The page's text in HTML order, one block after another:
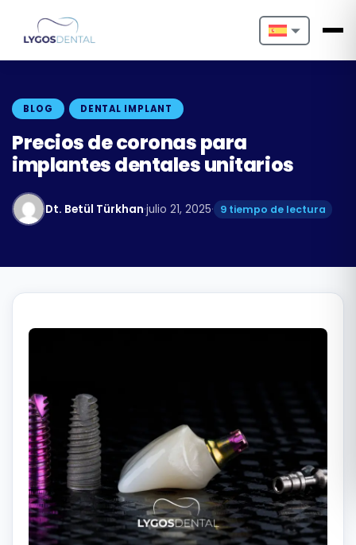
Nederlands
Deutsch
Português
Русский
BLOG DENTAL IMPLANT
Precios de coronas para
implantes dentales unitarios
Dt. Betül Türkhan·julio 21, 2025· 9 tiempo de lectura